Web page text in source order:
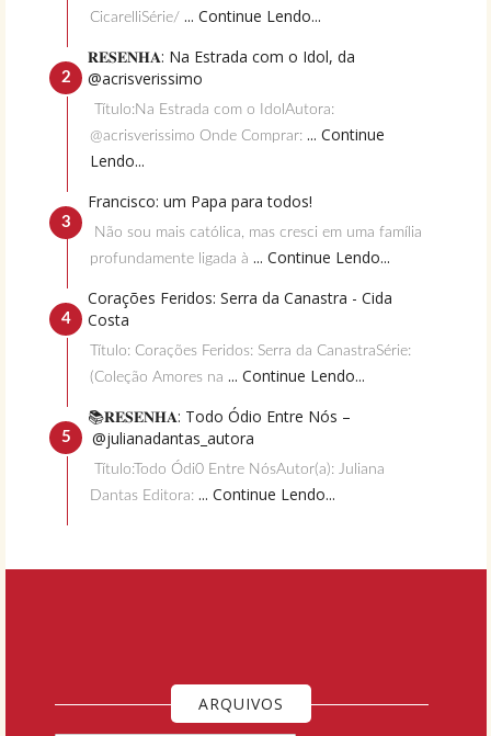
CicarelliSérie/ ... Continue Lendo...
𝐑𝐄𝐒𝐄𝐍𝐇𝐀: Na Estrada com o Idol, da
@acrisverissimo
Título:Na Estrada com o IdolAutora:
@acrisverissimo Onde Comprar: ... Continue
Lendo...
Francisco: um Papa para todos!
Não sou mais católica, mas cresci em uma família
profundamente ligada à ... Continue Lendo...
Corações Feridos: Serra da Canastra - Cida
Costa
Título: Corações Feridos: Serra da CanastraSérie:
(Coleção Amores na ... Continue Lendo...
📚𝐑𝐄𝐒𝐄𝐍𝐇𝐀: Todo Ódio Entre Nós –
@julianadantas_autora
Título:Todo Ódi0 Entre NósAutor(a): Juliana
Dantas Editora: ... Continue Lendo...
ARQUIVOS